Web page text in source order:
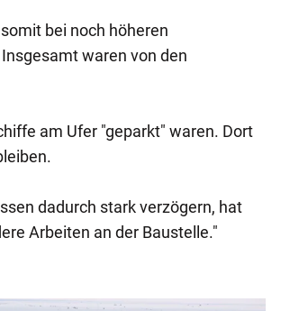
bei noch höheren
waren von den
am Ufer "geparkt" waren. Dort
dadurch stark verzögern, hat
Arbeiten an der Baustelle."